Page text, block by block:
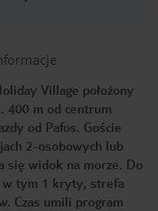
Village położony
400 m od centrum
od Pafos. Goście
2-osobowych lub
się widok na morze. Do
w tym 1 kryty, strefa
Czas umili program